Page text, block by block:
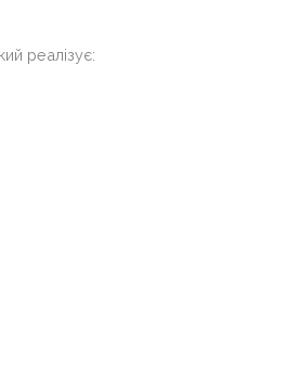
реалізує: